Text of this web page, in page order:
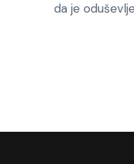
da je